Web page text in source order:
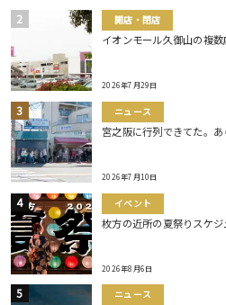
開店・閉店
イオンモール久御山の複
2026年7月29日
ニュース
宮之阪に行列できてた。
2026年7月10日
イベント
枚方の近所の夏祭りスケジ
2026年8月6日
ニュース